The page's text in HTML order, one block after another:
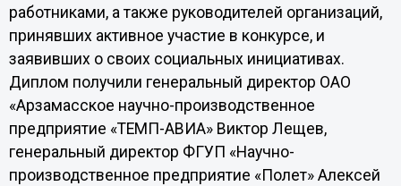
работниками, а также руководителей организаций,
принявших активное участие в конкурсе, и
заявивших о своих социальных инициативах.
Диплом получили генеральный директор ОАО
«Арзамасское научно-производственное
предприятие «ТЕМП-АВИА» Виктор Лещев,
генеральный директор ФГУП «Научно-
производственное предприятие «Полет» Алексей